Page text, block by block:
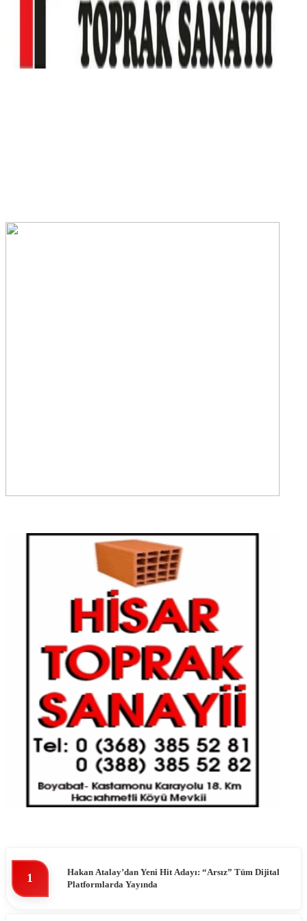
1
Hakan Atalay’dan Yeni Hit Adayı: “Arsız” Tüm Dijital
Platformlarda Yayında